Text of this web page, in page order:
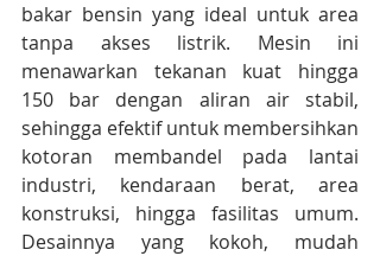
bakar bensin yang ideal untuk area
tanpa akses listrik. Mesin ini
menawarkan tekanan kuat hingga
150 bar dengan aliran air stabil,
sehingga efektif untuk membersihkan
kotoran membandel pada lantai
industri, kendaraan berat, area
konstruksi, hingga fasilitas umum.
Desainnya yang kokoh, mudah